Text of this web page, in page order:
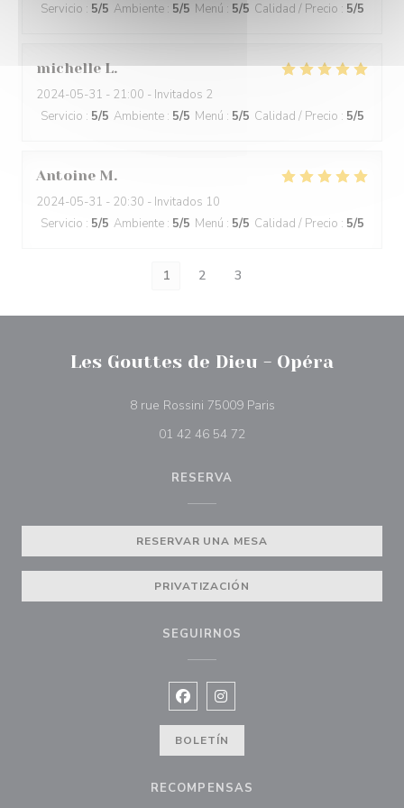
Servicio : 5/5 Ambiente : 5/5 Menú : 5/5 Calidad / Precio : 5/5
michelle L
2024-05-31 - 21:00 - Invitados 2
Servicio : 5/5 Ambiente : 5/5 Menú : 5/5 Calidad / Precio : 5/5
Antoine M
2024-05-31 - 20:30 - Invitados 10
Servicio : 5/5 Ambiente : 5/5 Menú : 5/5 Calidad / Precio : 5/5
1 2 3
Les Gouttes de Dieu - Opéra
8 rue Rossini 75009 Paris((abre en una nueva
01 42 46 54 72
RESERVA
RESERVAR UNA MESA
PRIVATIZACIÓN
SEGUIRNOS
Facebook ((abre en una nueva
Instagram ((abre en una
BOLETÍN
RECOMPENSAS